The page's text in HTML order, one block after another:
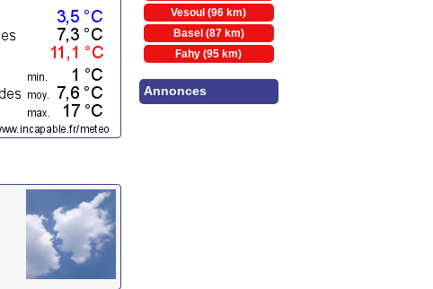
Vesoul (96 km)
Basel (87 km)
Fahy (95 km)
Annonces